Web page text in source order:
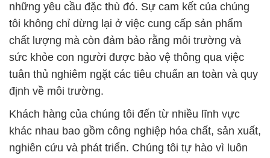
những yêu cầu đặc thù đó. Sự cam kết của chúng
tôi không chỉ dừng lại ở việc cung cấp sản phẩm
chất lượng mà còn đảm bảo rằng môi trường và
sức khỏe con người được bảo vệ thông qua việc
tuân thủ nghiêm ngặt các tiêu chuẩn an toàn và quy
định về môi trường.
Khách hàng của chúng tôi đến từ nhiều lĩnh vực
khác nhau bao gồm công nghiệp hóa chất, sản xuất,
nghiên cứu và phát triển. Chúng tôi tự hào vì luôn